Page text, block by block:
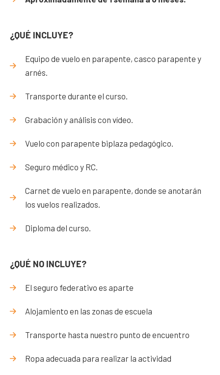
¿QUÉ INCLUYE?
Equipo de vuelo en parapente, casco parapente y
arnés.
Transporte durante el curso.
Grabación y análisis con vídeo.
Vuelo con parapente biplaza pedagógico.
Seguro médico y RC.
Carnet de vuelo en parapente, donde se anotarán
los vuelos realizados.
Diploma del curso.
¿QUÉ NO INCLUYE?
El seguro federativo es aparte
Alojamiento en las zonas de escuela
Transporte hasta nuestro punto de encuentro
Ropa adecuada para realizar la actividad